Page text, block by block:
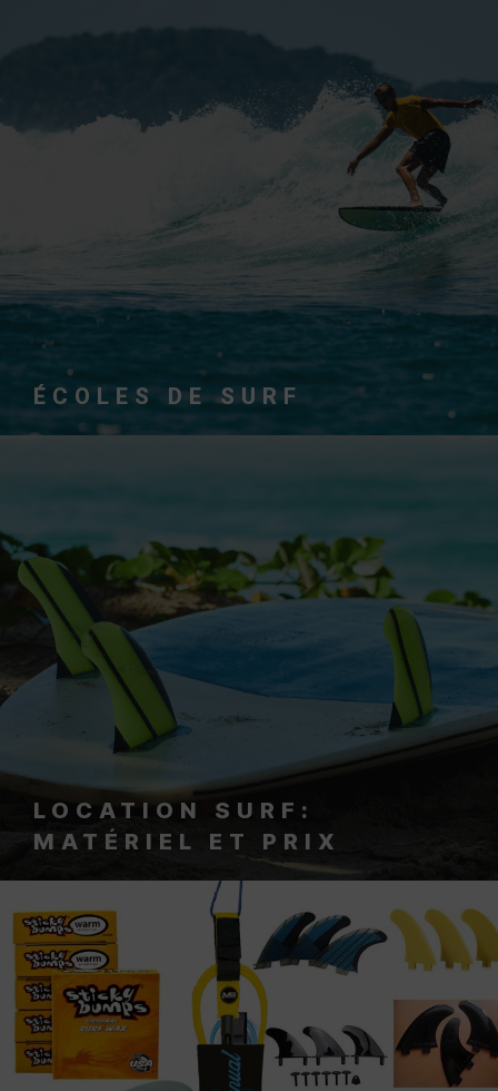
ÉCOLES DE SURF
LES ÉCOLES DE SURF INSTALLÉES SUR LES
SPOTS D'ICI
EN SAVOIR PLUS
LOCATION SURF:
MATÉRIEL ET PRIX
UN GRAND CHOIX DE PLANCHES DE
LOCATION ADAPTÉS À TOUS LES
VOIR MATOS ET PRIX
TOUS LES ACCESSOIRES SURF DONT VOUS
POUVEZ AVOIR BESOIN